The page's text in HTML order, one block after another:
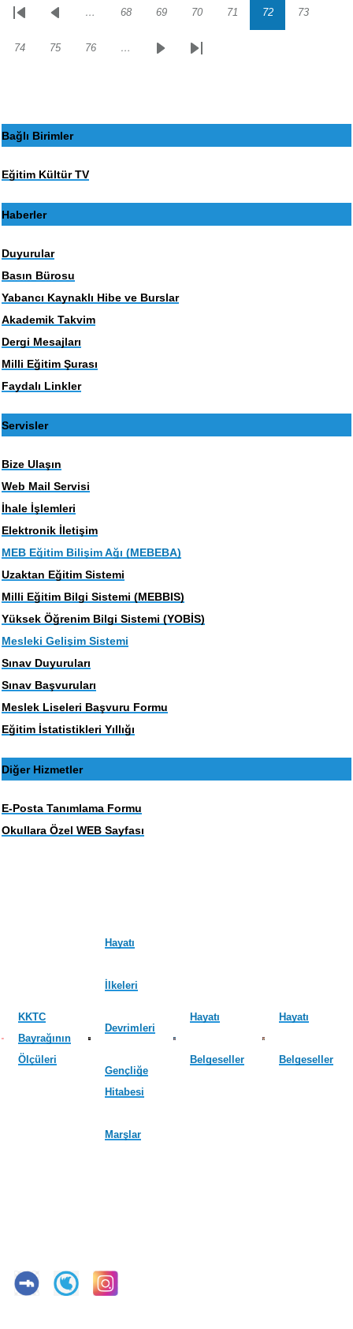
Sayfalama
İlk
Önceki… Sayfa
68 Sayfa
69 Sayfa
70 Sayfa
71 Sayfa
72 Sayfa
73
Sayfa
74 Sayfa
75 Sayfa
76 …
SonrakiSon
Bağlı Birimler
Eğitim Kültür TV
Haberler
Duyurular
Basın Bürosu
Yabancı Kaynaklı Hibe ve Burslar
Akademik Takvim
Dergi Mesajları
Milli Eğitim Şurası
Faydalı Linkler
Servisler
Bize Ulaşın
Web Mail Servisi
İhale İşlemleri
Elektronik İletişim
MEB Eğitim Bilişim Ağı (MEBEBA)
Uzaktan Eğitim Sistemi
Milli Eğitim Bilgi Sistemi (MEBBIS)
Yüksek Öğrenim Bilgi Sistemi (YOBİS)
Mesleki Gelişim Sistemi
Sınav Duyuruları
Sınav Başvuruları
Meslek Liseleri Başvuru Formu
Eğitim İstatistikleri Yıllığı
Diğer Hizmetler
E-Posta Tanımlama Formu
Okullara Özel WEB Sayfası
KKTC
Bayrağının
Ölçüleri
Hayatı
İlkeleri
Devrimleri
Gençliğe
Hitabesi
Marşlar
Hayatı
Belgeseller
Hayatı
Belgeseller